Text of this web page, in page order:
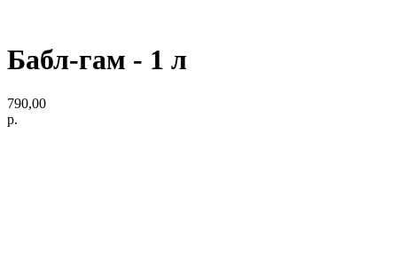
Бабл-гам - 1 л
790,00
р.